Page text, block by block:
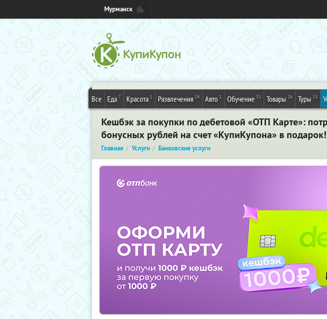
Мурманск
Все Еда 7 Красота 1 Развлечения 24 Авто 1 Обучение 31 Товары 26 Туры 13
Кешбэк за покупки по дебетовой «ОТП Карте»:
бонусных рублей на счет «КупиКупона» в
Главная Услуги Банковские услуги